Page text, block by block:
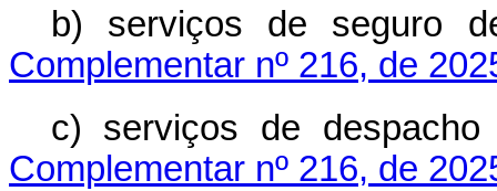
b) serviços de
Complementar nº 216, de
c) serviços de
Complementar nº 216, de